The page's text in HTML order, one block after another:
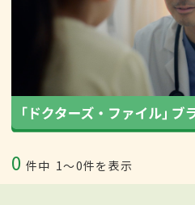
0 件中 1〜0件を表示